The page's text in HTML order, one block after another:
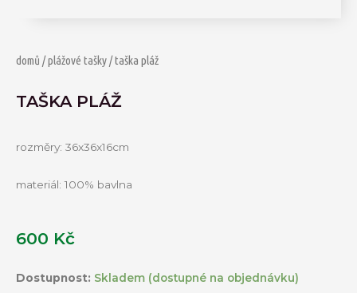
domů /plážové tašky/ taška pláž
TAŠKA PLÁŽ
rozměry: 36x36x16cm
materiál: 100% bavlna
600 Kč
Dostupnost: Skladem (dostupné na objednávku)
Taška